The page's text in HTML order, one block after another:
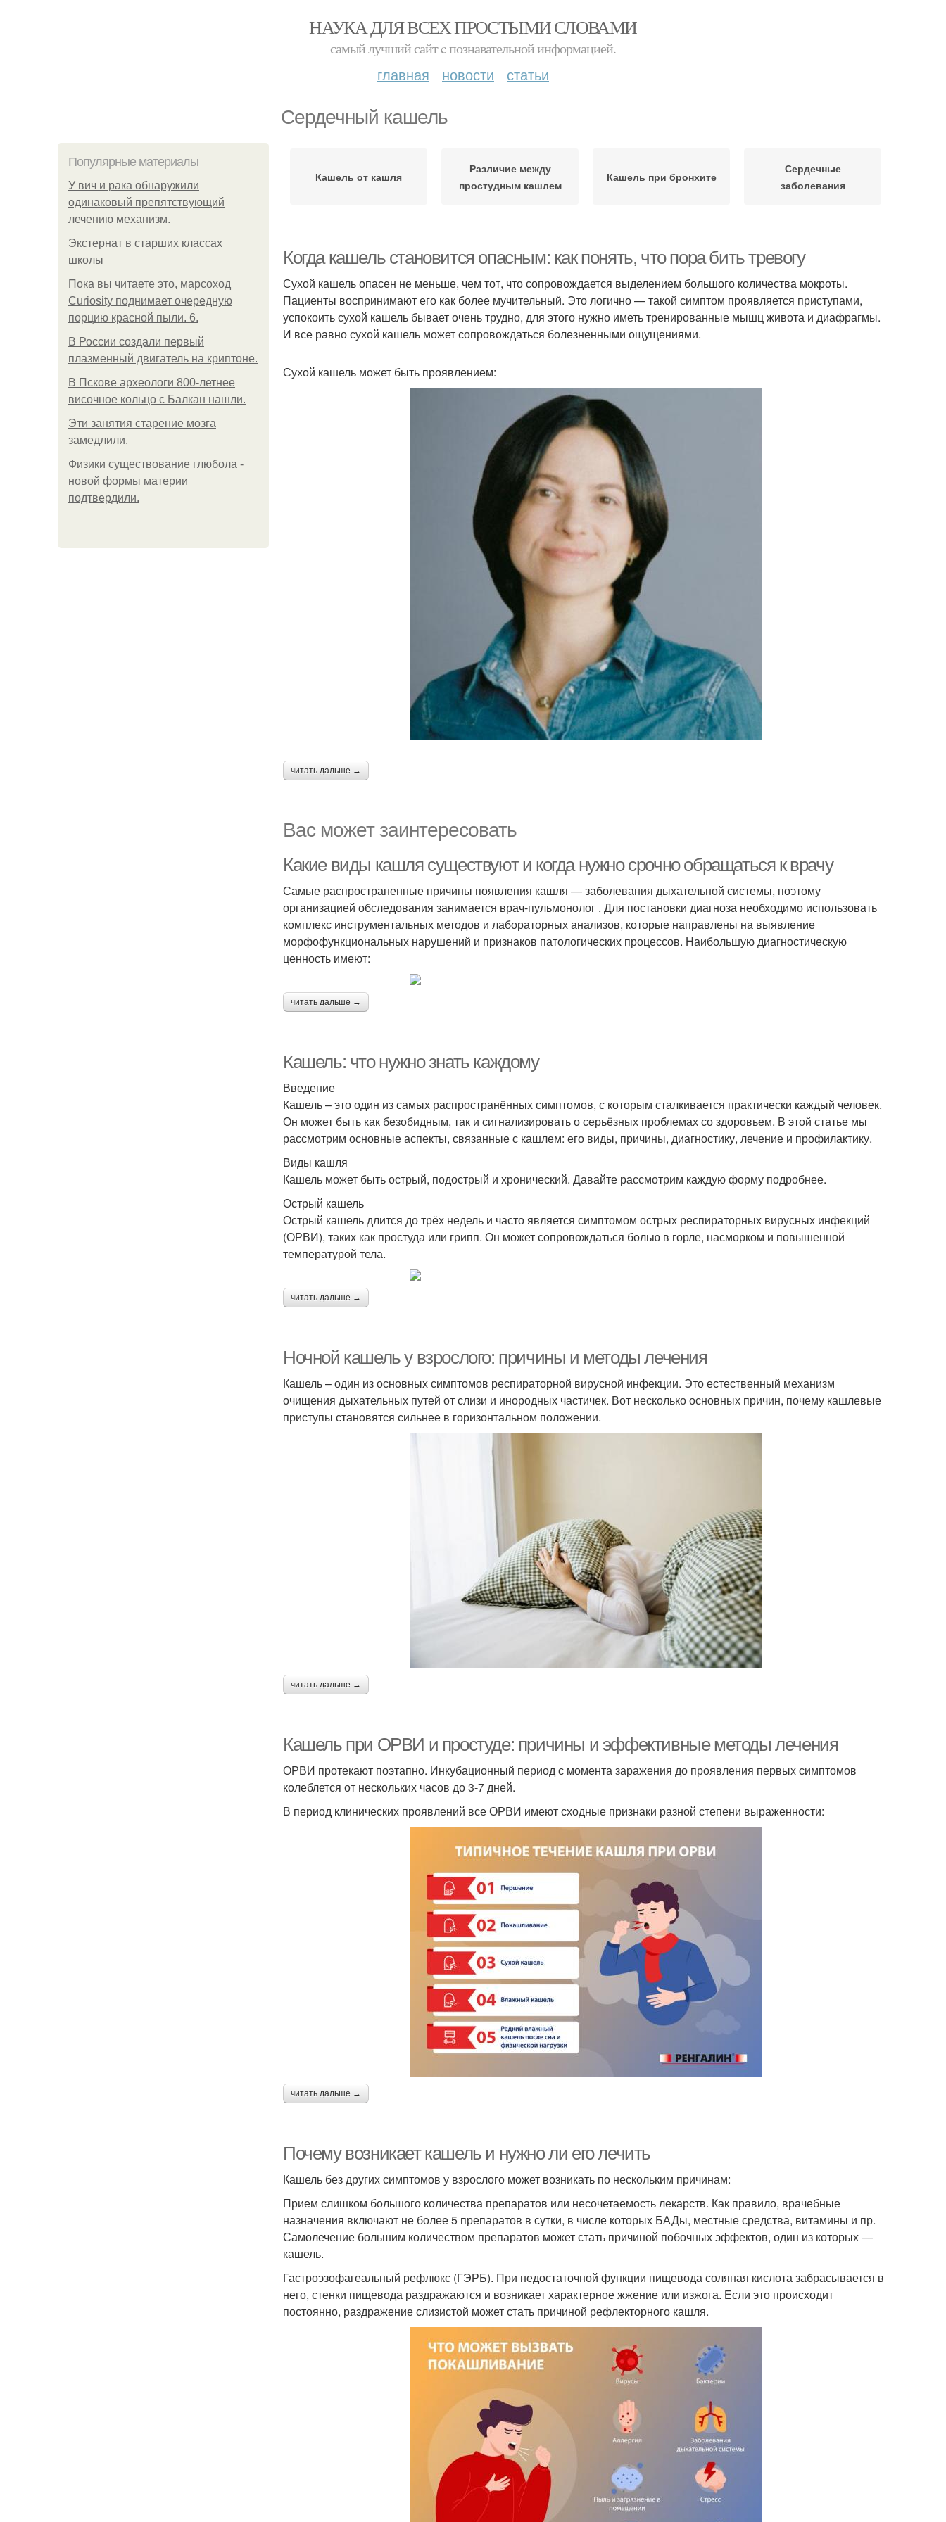
НАУКА ДЛЯ ВСЕХ ПРОСТЫМИ СЛОВАМИ
самый лучший сайт c познавательной информацией.
главная новости статьи
Сердечный кашель
Популярные материалы
У вич и рака обнаружили
одинаковый препятствующий
лечению механизм.
Экстернат в старших классах
школы
Пока вы читаете это, марсоход
Curiosity поднимает очередную
порцию красной пыли. 6.
В России создали первый
плазменный двигатель на криптоне.
В Пскове археологи 800-летнее
височное кольцо с Балкан нашли.
Эти занятия старение мозга
замедлили.
Физики существование глюбола -
новой формы материи
подтвердили.
Кашель от кашля
Различие между
простудным кашлем
Кашель при бронхите
Сердечные
заболевания
Когда кашель становится опасным: как понять, что пора бить тревогу
Сухой кашель опасен не меньше, чем тот, что сопровождается выделением большого количества мокроты.
Пациенты воспринимают его как более мучительный. Это логично — такой симптом проявляется приступами,
успокоить сухой кашель бывает очень трудно, для этого нужно иметь тренированные мышц живота и диафрагмы.
И все равно сухой кашель может сопровождаться болезненными ощущениями.
Сухой кашель может быть проявлением:
читать дальше →
Вас может заинтересовать
Какие виды кашля существуют и когда нужно срочно обращаться к врачу
Самые распространенные причины появления кашля — заболевания дыхательной системы, поэтому
организацией обследования занимается врач-пульмонолог . Для постановки диагноза необходимо использовать
комплекс инструментальных методов и лабораторных анализов, которые направлены на выявление
морфофункциональных нарушений и признаков патологических процессов. Наибольшую диагностическую
ценность имеют:
читать дальше →
Кашель: что нужно знать каждому
Введение
Кашель – это один из самых распространённых симптомов, с которым сталкивается практически каждый человек.
Он может быть как безобидным, так и сигнализировать о серьёзных проблемах со здоровьем. В этой статье мы
рассмотрим основные аспекты, связанные с кашлем: его виды, причины, диагностику, лечение и профилактику.
Виды кашля
Кашель может быть острый, подострый и хронический. Давайте рассмотрим каждую форму подробнее.
Острый кашель
Острый кашель длится до трёх недель и часто является симптомом острых респираторных вирусных инфекций
(ОРВИ), таких как простуда или грипп. Он может сопровождаться болью в горле, насморком и повышенной
температурой тела.
читать дальше →
Ночной кашель у взрослого: причины и методы лечения
Кашель – один из основных симптомов респираторной вирусной инфекции. Это естественный механизм
очищения дыхательных путей от слизи и инородных частичек. Вот несколько основных причин, почему кашлевые
приступы становятся сильнее в горизонтальном положении.
читать дальше →
Кашель при ОРВИ и простуде: причины и эффективные методы лечения
ОРВИ протекают поэтапно. Инкубационный период с момента заражения до проявления первых симптомов
колеблется от нескольких часов до 3-7 дней.
В период клинических проявлений все ОРВИ имеют сходные признаки разной степени выраженности:
читать дальше →
Почему возникает кашель и нужно ли его лечить
Кашель без других симптомов у взрослого может возникать по нескольким причинам:
Прием слишком большого количества препаратов или несочетаемость лекарств. Как правило, врачебные
назначения включают не более 5 препаратов в сутки, в числе которых БАДы, местные средства, витамины и пр.
Самолечение большим количеством препаратов может стать причиной побочных эффектов, один из которых —
кашель.
Гастроэзофагеальный рефлюкс (ГЭРБ). При недостаточной функции пищевода соляная кислота забрасывается в
него, стенки пищевода раздражаются и возникает характерное жжение или изжога. Если это происходит
постоянно, раздражение слизистой может стать причиной рефлекторного кашля.